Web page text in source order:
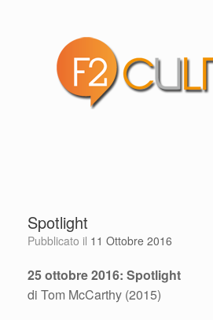
Spotlight
Pubblicato il 11 Ottobre 2016
25 ottobre 2016: Spotlight
di Tom McCarthy (2015)